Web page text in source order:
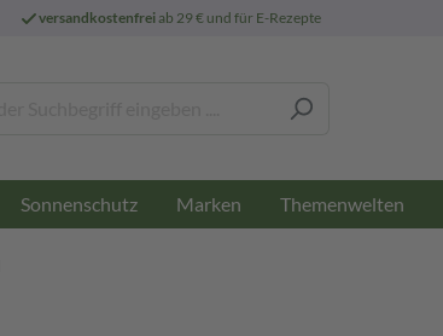
versandkostenfreiab 29 € und für E-Rezepte
Sonnenschutz Marken Themenwelten